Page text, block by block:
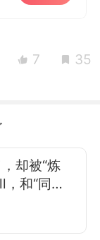
7 35
却被“炼
，和“同